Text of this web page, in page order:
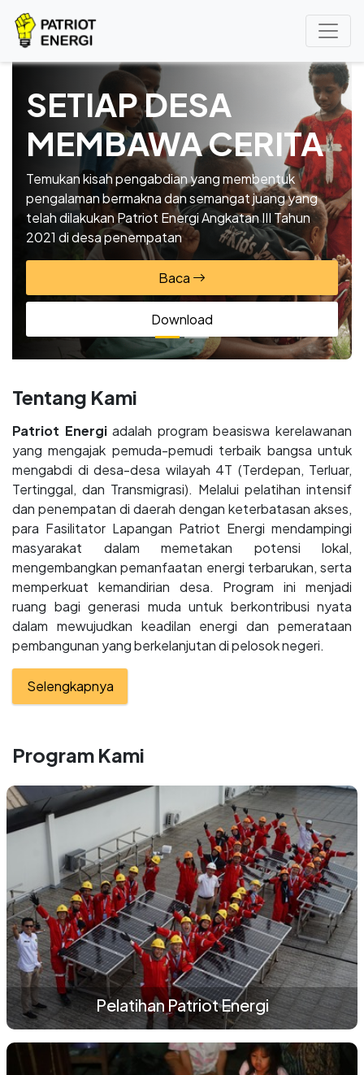
SETIAP DESA
MEMBAWA CERITA
Temukan kisah pengabdian yang membentuk
pengalaman bermakna dan semangat juang yang
telah dilakukan Patriot Energi Angkatan III Tahun
2021 di desa penempatan
Baca
Download
Tentang Kami
Patriot Energiadalah program beasiswa kerelawanan
yang mengajak pemuda-pemudi terbaik bangsa untuk
mengabdi di desa-desa wilayah 4T (Terdepan, Terluar,
Tertinggal, dan Transmigrasi). Melalui pelatihan intensif
dan penempatan di daerah dengan keterbatasan akses,
para Fasilitator Lapangan Patriot Energi mendampingi
masyarakat dalam memetakan potensi lokal,
mengembangkan pemanfaatan energi terbarukan, serta
memperkuat kemandirian desa. Program ini menjadi
ruang bagi generasi muda untuk berkontribusi nyata
dalam mewujudkan keadilan energi dan pemerataan
pembangunan yang berkelanjutan di pelosok negeri.
Selengkapnya
Program Kami
Pelatihan Patriot Energi